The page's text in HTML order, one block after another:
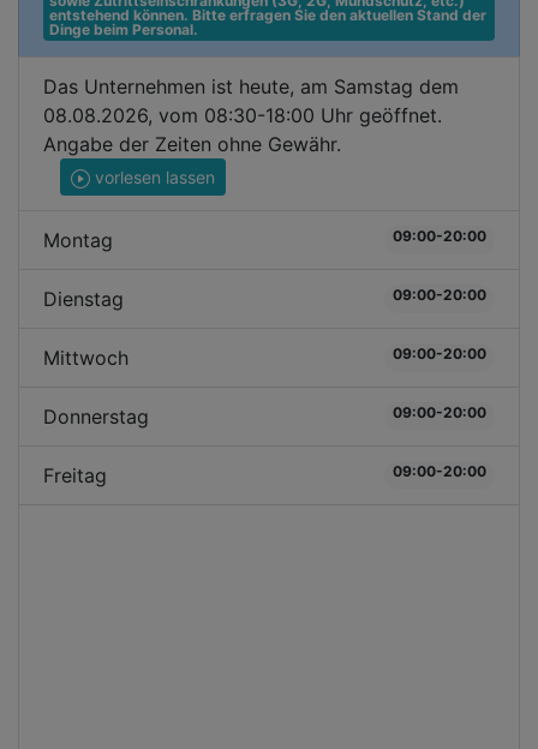
entstehend können. Bitte erfragen Sie den aktuellen Stand der
Dinge beim Personal.
Das Unternehmen ist heute, am Samstag dem
08.08.2026, vom 08:30-18:00 Uhr geöffnet.
Angabe der Zeiten ohne Gewähr.
vorlesen lassen
Montag 09:00-20:00
Dienstag 09:00-20:00
Mittwoch 09:00-20:00
Donnerstag 09:00-20:00
Freitag 09:00-20:00